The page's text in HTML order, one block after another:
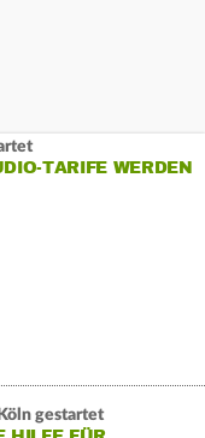
TARIFE WERDEN
gestartet